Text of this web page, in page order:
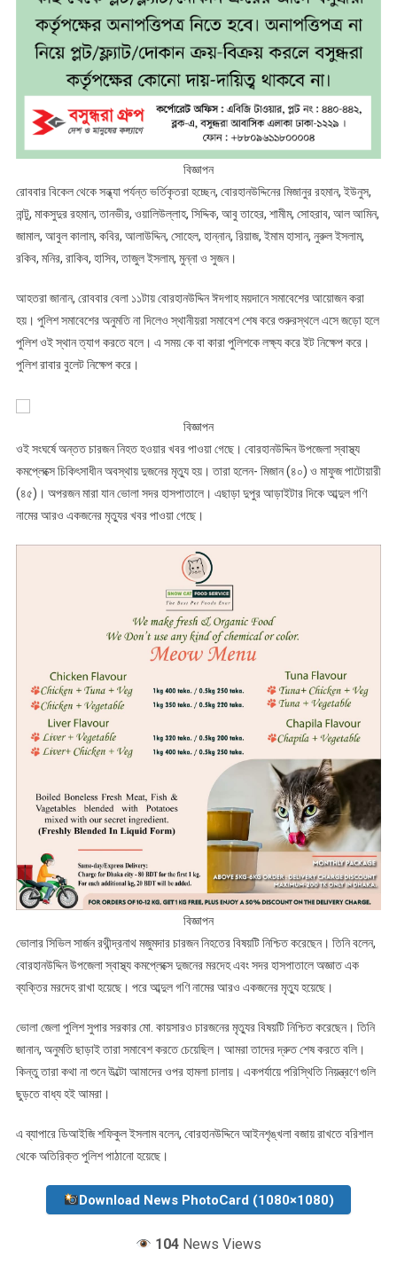
বিজ্ঞাপন
রোববার বিকেল থেকে সন্ধ্যা পর্যন্ত ভর্তিকৃতরা হচ্ছেন, বোরহানউদ্দিনের মিজানুর রহমান, ইউনুস,
নান্টু, মাকসুদুর রহমান, তানভীর, ওয়ালিউল্লাহ, সিদ্দিক, আবু তাহের, শামীম, সোহরাব, আল আমিন,
জামাল, আবুল কালাম, কবির, আলাউদ্দিন, সোহেল, হান্নান, রিয়াজ, ইমাম হাসান, নুরুল ইসলাম,
রকিব, মনির, রাকিব, হাসিব, তাজুল ইসলাম, মুন্না ও সুজন।
আহতরা জানান, রোববার বেলা ১১টায় বোরহানউদ্দিন ঈদগাহ ময়দানে সমাবেশের আয়োজন করা
হয়। পুলিশ সমাবেশের অনুমতি না দিলেও স্থানীয়রা সমাবেশ শেষ করে শুরুরস্থলে এসে জড়ো হলে
পুলিশ ওই স্থান ত্যাগ করতে বলে। এ সময় কে বা কারা পুলিশকে লক্ষ্য করে ইট নিক্ষেপ করে।
পুলিশ রাবার বুলেট নিক্ষেপ করে।
বিজ্ঞাপন
ওই সংঘর্ষে অন্তত চারজন নিহত হওয়ার খবর পাওয়া গেছে। বোরহানউদ্দিন উপজেলা স্বাস্থ্য
কমপ্লেক্সে চিকিৎসাধীন অবস্থায় দুজনের মৃত্যু হয়। তারা হলেন- মিজান (৪০) ও মাফুজ পাটোয়ারী
(৪৫)। অপরজন মারা যান ভোলা সদর হাসপাতালে। এছাড়া দুপুর আড়াইটার দিকে আব্দুল গণি
নামের আরও একজনের মৃত্যুর খবর পাওয়া গেছে।
বিজ্ঞাপন
ভোলার সিভিল সার্জন রথীন্দ্রনাথ মজুমদার চারজন নিহতের বিষয়টি নিশ্চিত করেছেন। তিনি বলেন,
বোরহানউদ্দিন উপজেলা স্বাস্থ্য কমপ্লেক্সে দুজনের মরদেহ এবং সদর হাসপাতালে অজ্ঞাত এক
ব্যক্তির মরদেহ রাখা হয়েছে। পরে আব্দুল গণি নামের আরও একজনের মৃত্যু হয়েছে।
ভোলা জেলা পুলিশ সুপার সরকার মো. কায়সারও চারজনের মৃত্যুর বিষয়টি নিশ্চিত করেছেন। তিনি
জানান, অনুমতি ছাড়াই তারা সমাবেশ করতে চেয়েছিল। আমরা তাদের দ্রুত শেষ করতে বলি।
কিন্তু তারা কথা না শুনে উল্টো আমাদের ওপর হামলা চালায়। একপর্যায়ে পরিস্থিতি নিয়ন্ত্রণে গুলি
ছুড়তে বাধ্য হই আমরা।
এ ব্যাপারে ডিআইজি শফিকুল ইসলাম বলেন, বোরহানউদ্দিনে আইনশৃঙ্খলা বজায় রাখতে বরিশাল
থেকে অতিরিক্ত পুলিশ পাঠানো হয়েছে।
Download News PhotoCard (1080×1080)
104 News Views